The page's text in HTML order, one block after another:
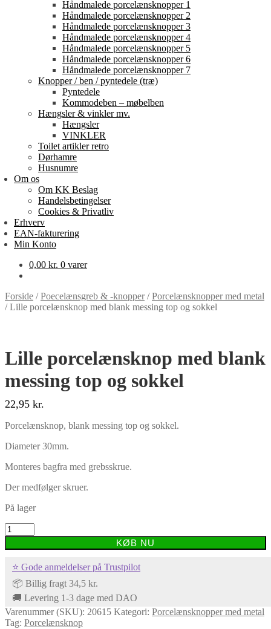
Håndmalede porcelænsknopper 1
Håndmalede porcelænsknopper 2
Håndmalede porcelænsknopper 3
Håndmalede porcelænsknopper 4
Håndmalede porcelænsknopper 5
Håndmalede porcelænsknopper 6
Håndmalede porcelænsknopper 7
Knopper / ben / pyntedele (træ)
Pyntedele
Kommodeben – møbelben
Hængsler & vinkler mv.
Hængsler
VINKLER
Toilet artikler retro
Dørhamre
Husnumre
Om os
Om KK Beslag
Handelsbetingelser
Cookies & Privatliv
Erhverv
EAN-fakturering
Min Konto
0,00 kr. 0 varer
Forside /Poecelænsgreb & -knopper/Porcelænsknopper med metal
/Lille porcelænsknop med blank messing top og sokkel
Lille porcelænsknop med blank
messing top og sokkel
22,95 kr.
Porcelænsknop, blank messing top og sokkel.
Diameter 30mm.
Monteres bagfra med grebsskrue.
Der medfølger skruer.
På lager
Lille
porcelænsknop
med
messing
top
og
sokkel
antal
KØB NU
⭐ Gode anmeldelser på Trustpilot
📦 Billig fragt 34,5 kr.
🚚 Levering 1-3 dage med DAO
Varenummer (SKU): 20615 Kategori: Porcelænsknopper med metal
Tag: Porcelænsknop